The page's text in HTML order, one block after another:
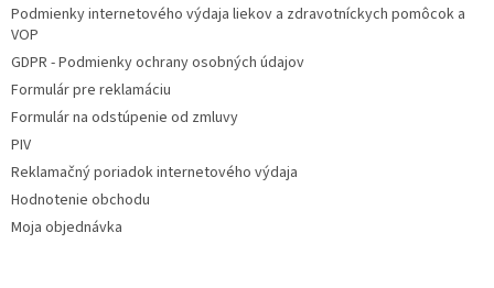
Podmienky internetového výdaja liekov a zdravotníckych pomôcok a
VOP
GDPR - Podmienky ochrany osobných údajov
Formulár pre reklamáciu
Formulár na odstúpenie od zmluvy
PIV
Reklamačný poriadok internetového výdaja
Hodnotenie obchodu
Moja objednávka